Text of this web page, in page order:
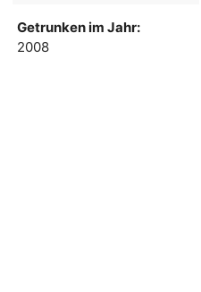
Getrunken im Jahr:
2008